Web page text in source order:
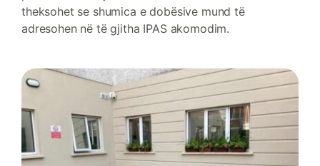
theksohet se shumica e dobësive mund të
adresohen në të gjitha IPAS akomodim.